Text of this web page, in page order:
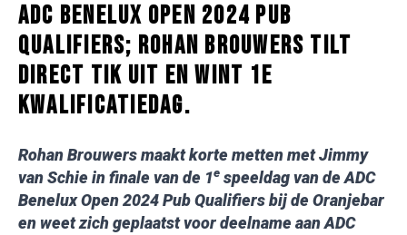
ADC BENELUX OPEN 2024 PUB
QUALIFIERS; ROHAN BROUWERS TILT
DIRECT TIK UIT EN WINT 1E
KWALIFICATIEDAG.
Rohan Brouwers maakt korte metten met Jimmy
van Schie in finale van de 1e speeldag van de ADC
Benelux Open 2024 Pub Qualifiers bij de Oranjebar
en weet zich geplaatst voor deelname aan ADC